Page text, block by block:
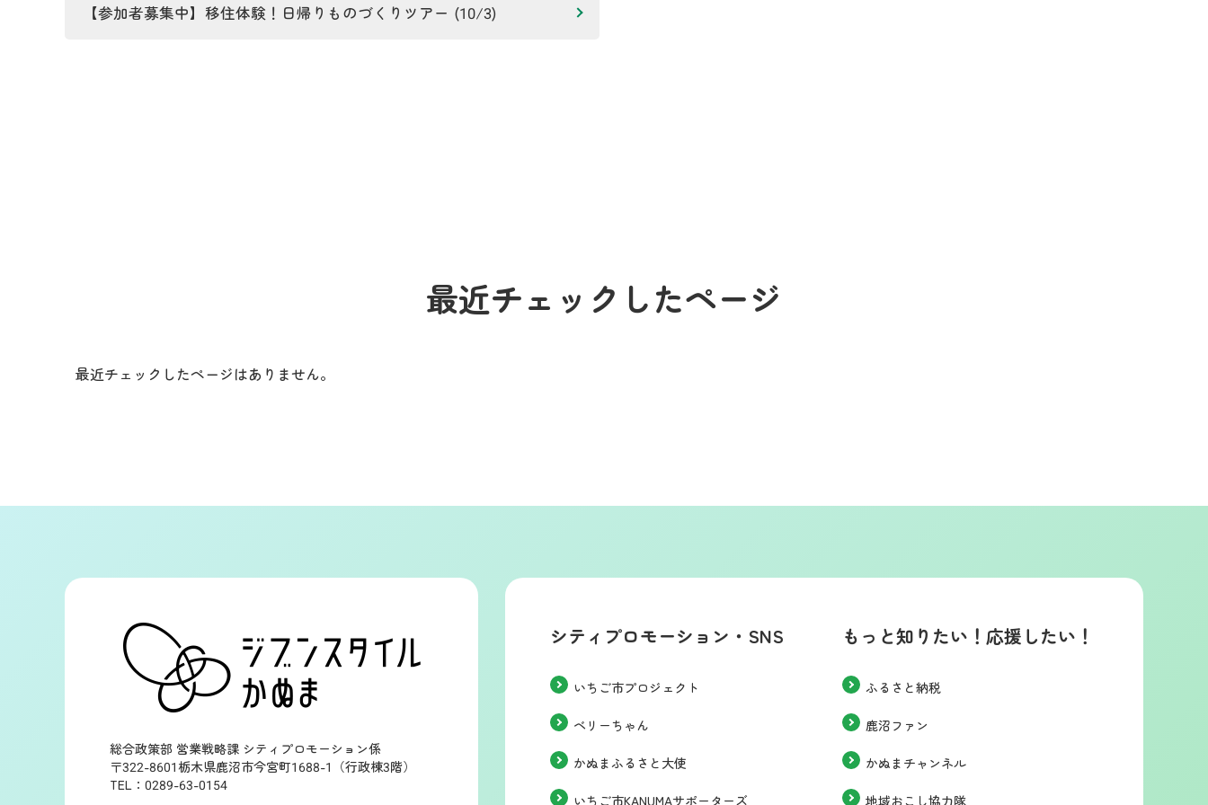
【参加者募集中】移住体験！日帰りものづくりツアー (10/3)
最近チェックしたページ
最近チェックしたページはありません。
総合政策部 営業戦略課 シティプロモーション係
〒322-8601栃木県鹿沼市今宮町1688-1（行政棟3階）
TEL：0289-63-0154
シティプロモーション・SNS
いちご市プロジェクト
ベリーちゃん
かぬまふるさと大使
いちご市KANUMAサポーターズ
もっと知りたい！応援したい！
ふるさと納税
鹿沼ファン
かぬまチャンネル
地域おこし協力隊